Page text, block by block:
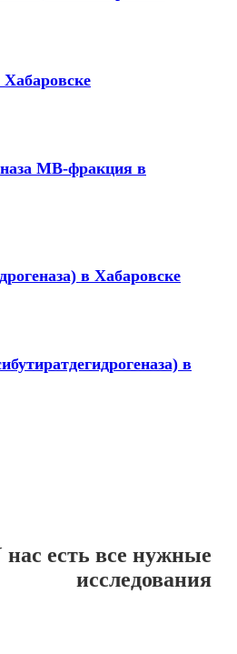
MB-фракция в
в Хабаровске
в
есть все нужные
исследования